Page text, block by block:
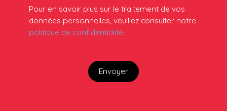
Pour en savoir plus sur le traitement de vos
données personnelles, veuillez consulter notre
politique de confidentialité.
Envoyer